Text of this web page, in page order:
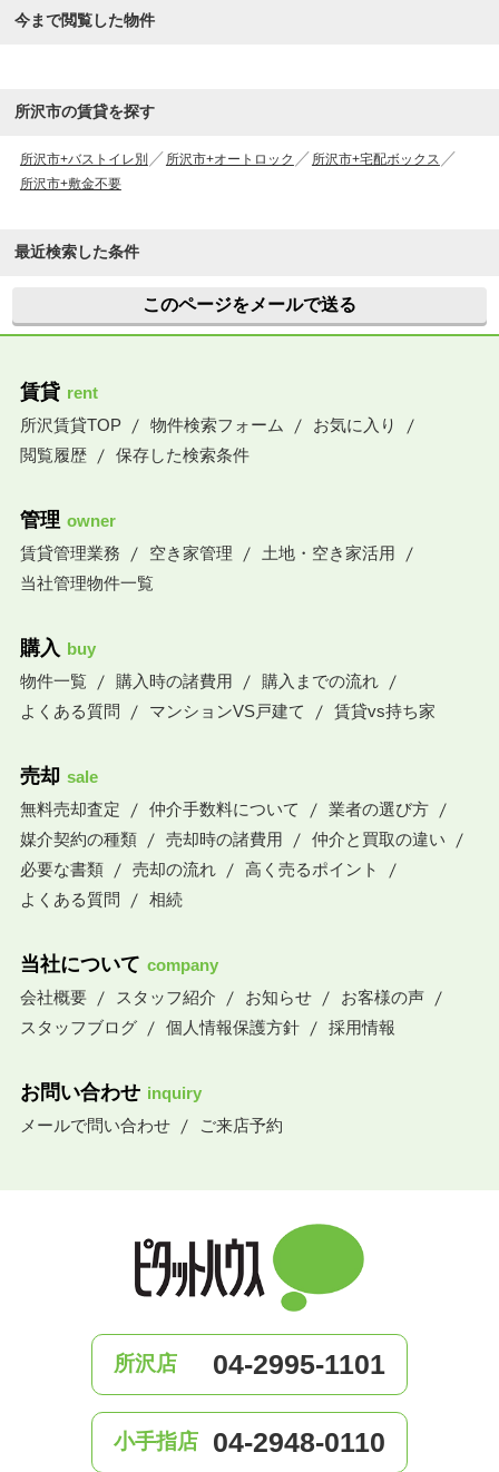
今まで閲覧した物件
所沢市の賃貸を探す
所沢市+バストイレ別 所沢市+オートロック
所沢市+宅配ボックス
所沢市+敷金不要
最近検索した条件
このページをメールで送る
賃貸 rent
所沢賃貸TOP
物件検索フォーム
お気に入り
閲覧履歴
保存した検索条件
管理 owner
賃貸管理業務
空き家管理
土地・空き家活用
当社管理物件一覧
購入 buy
物件一覧
購入時の諸費用
購入までの流れ
よくある質問
マンションVS戸建て 賃貸vs持ち家
売却 sale
無料売却査定
仲介手数料について
業者の選び方
媒介契約の種類
売却時の諸費用
仲介と買取の違い
必要な書類
売却の流れ
高く売るポイント
よくある質問
相続
当社について company
会社概要
スタッフ紹介 お知らせ
お客様の声
スタッフブログ
個人情報保護方針 採用情報
お問い合わせ inquiry
メールで問い合わせ
ご来店予約
所沢店 04-2995-1101
小手指店 04-2948-0110